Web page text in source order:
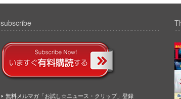
subscribe
無料メルマガ「お試し☆ニュース・クリップ」登録